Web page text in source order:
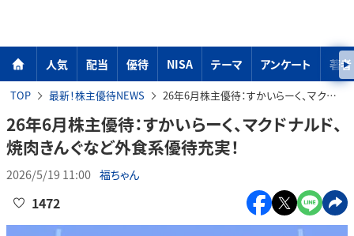
人気 配当 優待 NISA テーマ アンケート 著者
TOP 最新！株主優待NEWS 26年6月株主優待：すかいらーく、マクドナルド、焼肉きんぐなど外食系優待充実！
26年6月株主優待：すかいらーく、マクドナルド、
焼肉きんぐなど外食系優待充実！
2026/5/19 11:00 福ちゃん
1472